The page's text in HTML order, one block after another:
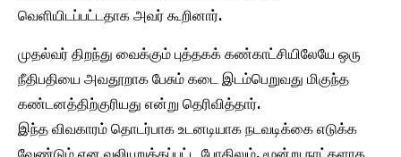
வெளியிடப்பட்டதாக அவர் கூறினார்.
முதல்வர் திறந்து வைக்கும் புத்தகக் கண்காட்சியிலேயே ஒரு
நீதிபதியை அவதூறாக பேசும் கடை இடம்பெறுவது மிகுந்த
கண்டனத்திற்குரியது என்று தெரிவித்தார்.
இந்த விவகாரம் தொடர்பாக உடனடியாக நடவடிக்கை எடுக்க
வேண்டும் என வலியுறுத்தப்பட்ட போதிலும், மூன்று நாட்களாக